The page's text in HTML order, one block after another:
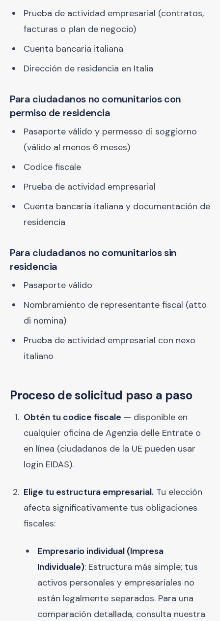
Prueba de actividad empresarial (contratos,
facturas o plan de negocio)
Cuenta bancaria italiana
Dirección de residencia en Italia
Para ciudadanos no comunitarios con
permiso de residencia
Pasaporte válido y permesso di soggiorno
(válido al menos 6 meses)
Codice fiscale
Prueba de actividad empresarial
Cuenta bancaria italiana y documentación de
residencia
Para ciudadanos no comunitarios sin
residencia
Pasaporte válido
Nombramiento de representante fiscal (atto
di nomina)
Prueba de actividad empresarial con nexo
italiano
Proceso de solicitud paso a paso
Obtén tu codice fiscale — disponible en
cualquier oficina de Agenzia delle Entrate o
en línea (ciudadanos de la UE pueden usar
login EIDAS).
Elige tu estructura empresarial. Tu elección
afecta significativamente tus obligaciones
fiscales:
Empresario individual (Impresa
Individuale): Estructura más simple; tus
activos personales y empresariales no
están legalmente separados. Para una
comparación detallada, consulta nuestra